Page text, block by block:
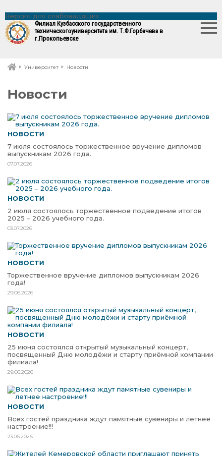
Версия для слабовидящих
Филиал Кузбасского государственного
техническогоуниверситета им. Т.Ф.Горбачева в
г.Прокопьевске
Университет Новости
Новости
НОВОСТИ
7 июля состоялось торжественное вручение дипломов
выпускникам 2026 года.
07.07.2026
НОВОСТИ
2 июля состоялось торжественное подведение итогов
2025 – 2026 учебного года.
03.07.2026
НОВОСТИ
Торжественное вручение дипломов выпускникам 2026
года!
29.06.2026
НОВОСТИ
25 июня состоялся открытый музыкальный концерт,
посвященный Дню молодёжи и старту приёмной компании
филиала!
29.06.2026
НОВОСТИ
Всех гостей праздника ждут памятные сувениры и летнее
настроение!!!
23.06.2026